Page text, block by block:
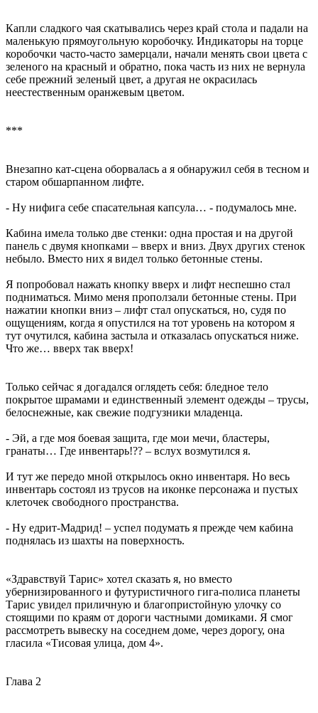
Капли сладкого чая скатывались через край стола и падали на
маленькую прямоугольную коробочку. Индикаторы на торце
коробочки часто-часто замерцали, начали менять свои цвета с
зеленого на красный и обратно, пока часть из них не вернула
себе прежний зеленый цвет, а другая не окрасилась
неестественным оранжевым цветом.
***
Внезапно кат-сцена оборвалась а я обнаружил себя в тесном и
старом обшарпанном лифте.
- Ну нифига себе спасательная капсула… - подумалось мне.
Кабина имела только две стенки: одна простая и на другой
панель с двумя кнопками – вверх и вниз. Двух других стенок
небыло. Вместо них я видел только бетонные стены.
Я попробовал нажать кнопку вверх и лифт неспешно стал
подниматься. Мимо меня проползали бетонные стены. При
нажатии кнопки вниз – лифт стал опускаться, но, судя по
ощущениям, когда я опустился на тот уровень на котором я
тут очутился, кабина застыла и отказалась опускаться ниже.
Что же… вверх так вверх!
Только сейчас я догадался оглядеть себя: бледное тело
покрытое шрамами и единственный элемент одежды – трусы,
белоснежные, как свежие подгузники младенца.
- Эй, а где моя боевая защита, где мои мечи, бластеры,
гранаты… Где инвентарь!?? – вслух возмутился я.
И тут же передо мной открылось окно инвентаря. Но весь
инвентарь состоял из трусов на иконке персонажа и пустых
клеточек свободного пространства.
- Ну едрит-Мадрид! – успел подумать я прежде чем кабина
поднялась из шахты на поверхность.
«Здравствуй Тарис» хотел сказать я, но вместо
убернизированного и футуристичного гига-полиса планеты
Тарис увидел приличную и благопристойную улочку со
стоящими по краям от дороги частными домиками. Я смог
рассмотреть вывеску на соседнем доме, через дорогу, она
гласила «Тисовая улица, дом 4».
Глава 2